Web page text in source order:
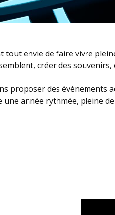
tout envie de faire vivre
créer des
proposer des évènements
année rythmée, pleine